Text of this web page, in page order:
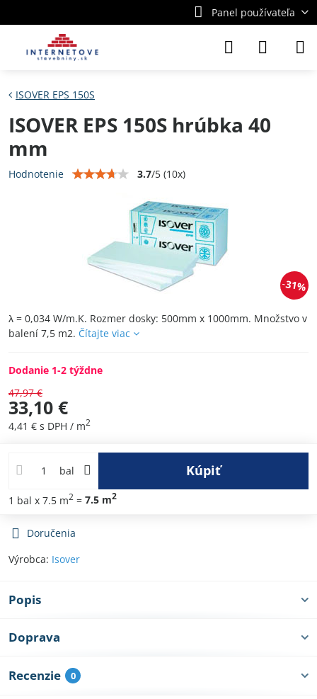
Panel používateľa
31%
ISOVER EPS 150S
ISOVER EPS 150S hrúbka 40
mm
Hodnotenie 3.7/5 (10x)
λ = 0,034 W/m.K. Rozmer dosky: 500mm x 1000mm. Množstvo v
balení 7,5 m2. Čítajte viac
Dodanie 1-2 týždne
47,97 €
33,10 €
4,41 € s DPH / m2
bal Kúpiť
1 bal x 7.5 m2 = 7.5 m2
Doručenia
Výrobca: Isover
Popis
Doprava
Recenzie 0